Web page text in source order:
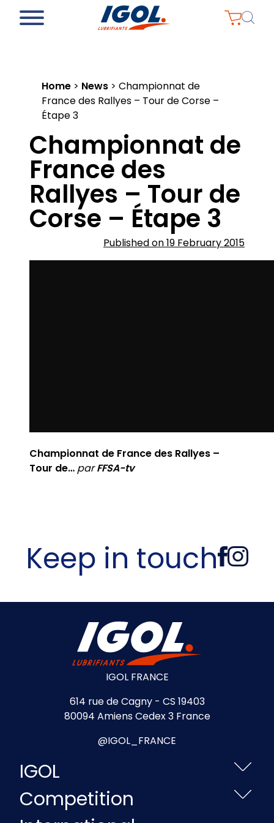
Home > News > Championnat de
France des Rallyes – Tour de Corse –
Étape 3
Championnat de
France des
Rallyes – Tour de
Corse – Étape 3
Published on 19 February 2015
Championnat de France des Rallyes –
Tour de… parFFSA-tv
Keep in touch
IGOL FRANCE
614 rue de Cagny - CS 19403
80094 Amiens Cedex 3 France
@IGOL_FRANCE
IGOL
Competition